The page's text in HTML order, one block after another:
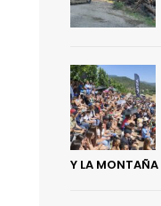
Y LA MONTAÑA